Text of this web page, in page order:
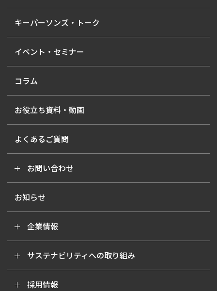
キーパーソンズ・トーク
イベント・セミナー
コラム
お役立ち資料・動画
よくあるご質問
お問い合わせ
お知らせ
企業情報
サステナビリティへの取り組み
採用情報